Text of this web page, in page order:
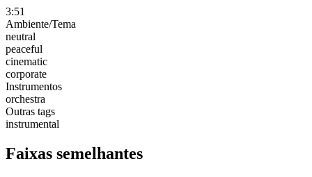
3:51
Ambiente/Tema
neutral
peaceful
cinematic
corporate
Instrumentos
orchestra
Outras tags
instrumental
Faixas semelhantes